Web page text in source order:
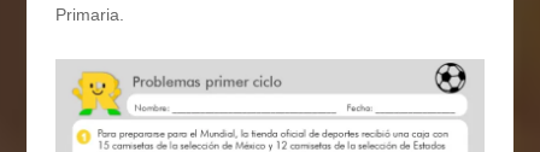
Primaria.